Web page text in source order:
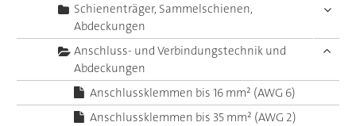
Schienenträger, Sammelschienen,
Abdeckungen
Anschluss- und Verbindungstechnik und
Abdeckungen
Anschlussklemmen bis 16 mm² (AWG 6)
Anschlussklemmen bis 35 mm² (AWG 2)